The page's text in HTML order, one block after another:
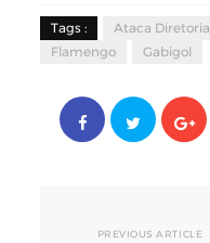
Tags : Ataca Diretoria
Flamengo
Gabigol
PREVIOUS ARTICLE